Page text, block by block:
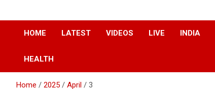
HOME LATEST VIDEOS LIVE INDIA
HEALTH
Home 2025 April 3